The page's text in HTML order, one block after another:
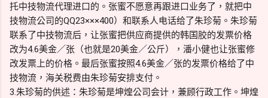
托中技物流代理进口的。张蜜不愿意再跟进口业务了，就把中
技物流公司的QQ23×××400）和联系人电话给了朱珍菊。朱珍菊
联系了中技物流后，让张蜜把供应商提供的韩国胶的发票价格
改为4.6美金／张（也就是20美金／公斤），潘小健也让张蜜修
改发票上的价格。最后张蜜按照4.6美金／张的发票价格给了中
技物流，海关税费由朱珍菊安排支付。
3.朱珍菊的供述：朱珍菊是坤煌公司会计，兼顾行政工作。坤煌